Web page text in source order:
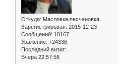
Откуда: Масловка песчановка
Зарегистрирован: 2015-12-23
Сообщений: 18167
Уважение: +24336
Последний визит:
Вчера 22:57:56